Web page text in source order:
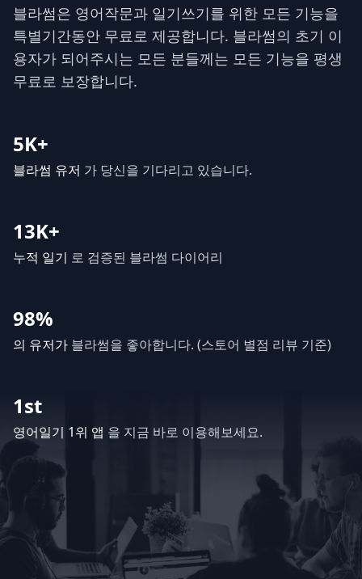
블라썸은 영어작문과 일기쓰기를 위한 모든 기능을
특별기간동안 무료로 제공합니다. 블라썸의 초기 이
용자가 되어주시는 모든 분들께는 모든 기능을 평생
무료로 보장합니다.
5K+
블라썸 유저 가 당신을 기다리고 있습니다.
13K+
누적 일기 로 검증된 블라썸 다이어리
98%
의 유저가 블라썸을 좋아합니다. (스토어 별점 리뷰 기준)
1st
영어일기 1위 앱 을 지금 바로 이용해보세요.